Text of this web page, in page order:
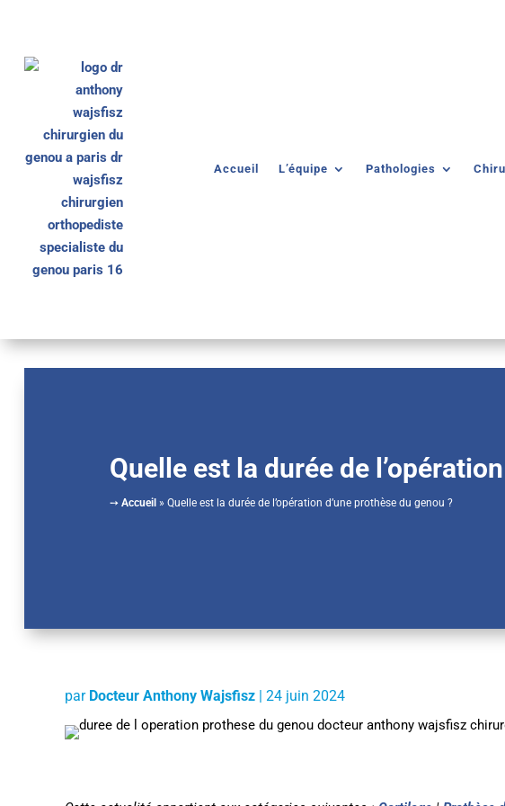
Accueil L’équipe Pathologies
Quelle est la durée de
➙Accueil »Quelle est la durée de l’opération d’une prothèse du genou ?
par Docteur Anthony Wajsfisz 24 juin 2024